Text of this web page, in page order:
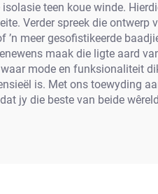
teen koue winde.
Verder spreek die ontwerp
meer gesofistikeerde
maak die ligte aard
mode en funksionaliteit
is. Met ons toewyding
jy die beste van beide